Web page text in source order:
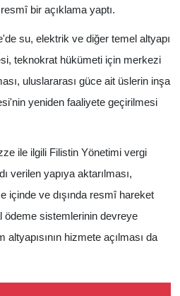
bir açıklama yaptı.
su, elektrik ve diğer temel altyapı
teknokrat hükümeti için merkezi
uluslararası güce ait üslerin inşa
yeniden faaliyete geçirilmesi
ile ilgili Filistin Yönetimi vergi
verilen yapıya aktarılması,
içinde ve dışında resmî hareket
ödeme sistemlerinin devreye
hizmete açılması da